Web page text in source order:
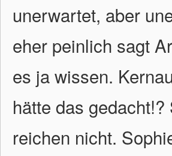
unerwartet, aber
eher peinlich sagt
es ja wissen.
hätte das
reichen nicht.